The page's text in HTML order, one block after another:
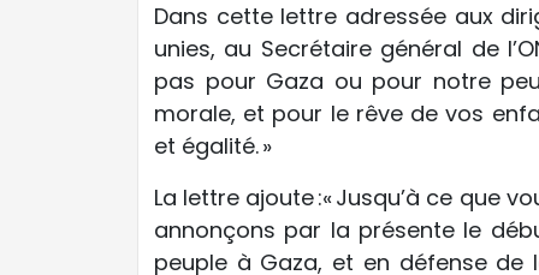
Dans cette lettre adressée aux
unies, au Secrétaire général de
pas pour Gaza ou pour notre
morale, et pour le rêve de vos
et égalité. »
La lettre ajoute :« Jusqu’à ce que
annonçons par la présente le
peuple à Gaza, et en défense